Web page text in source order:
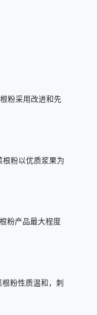
粉采用改进和先
粉以优质浆果为
粉产品最大程度
粉性质温和，刺